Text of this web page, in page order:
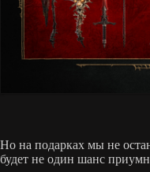
Но на подарках мы не
будет не один шанс